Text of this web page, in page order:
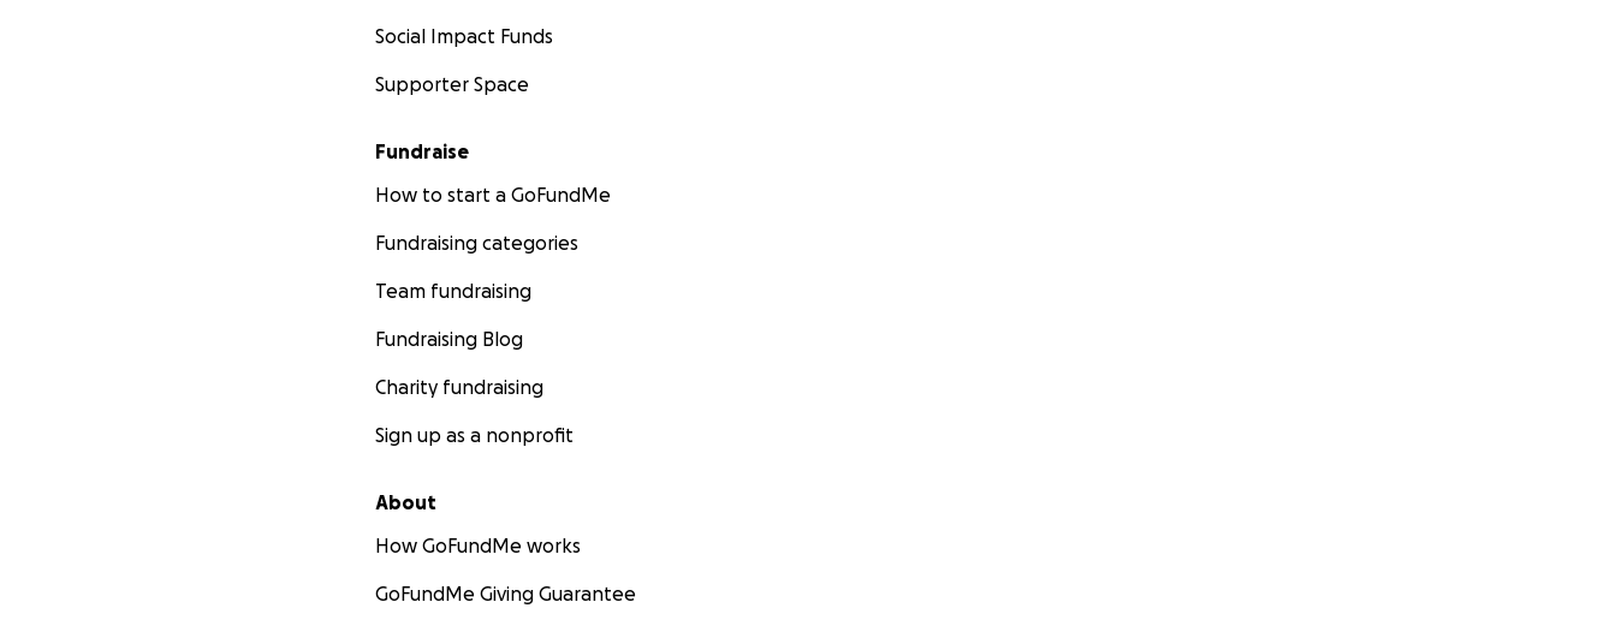
Social Impact Funds
Supporter Space
Fundraise
How to start a GoFundMe
Fundraising categories
Team fundraising
Fundraising Blog
Charity fundraising
Sign up as a nonprofit
About
How GoFundMe works
GoFundMe Giving Guarantee